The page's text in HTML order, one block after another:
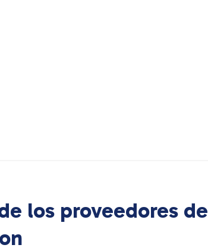
los proveedores de